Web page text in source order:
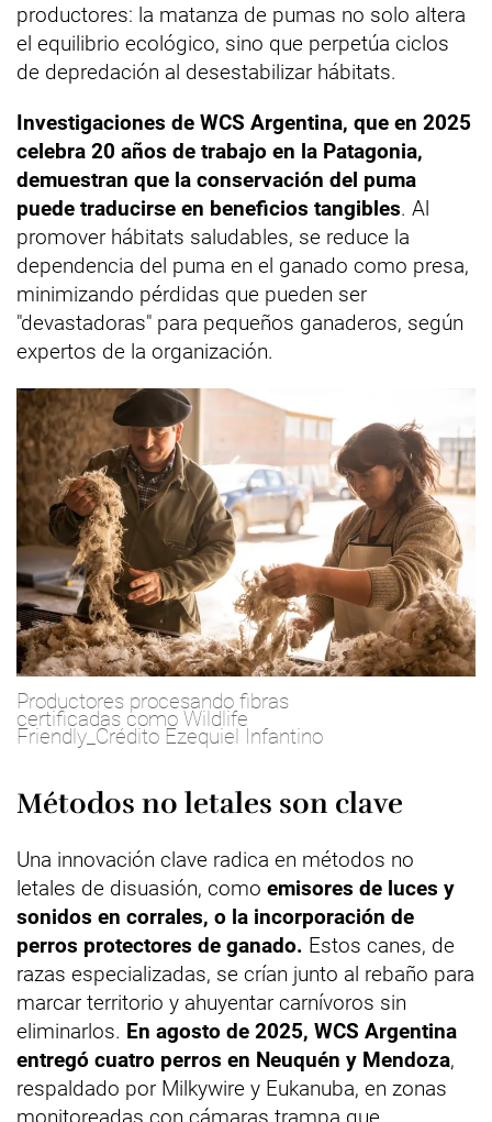
productores: la matanza de pumas no solo altera
el equilibrio ecológico, sino que perpetúa ciclos
de depredación al desestabilizar hábitats.
Investigaciones de WCS Argentina, que en 2025
celebra 20 años de trabajo en la Patagonia,
demuestran que la conservación del puma
puede traducirse en beneficios tangibles. Al
promover hábitats saludables, se reduce la
dependencia del puma en el ganado como presa,
minimizando pérdidas que pueden ser
"devastadoras" para pequeños ganaderos, según
expertos de la organización.
Productores procesando fibras
certificadas como Wildlife
Friendly_Crédito Ezequiel Infantino
Métodos no letales son clave
Una innovación clave radica en métodos no
letales de disuasión, como emisores de luces y
sonidos en corrales, o la incorporación de
perros protectores de ganado. Estos canes, de
razas especializadas, se crían junto al rebaño para
marcar territorio y ahuyentar carnívoros sin
eliminarlos. En agosto de 2025, WCS Argentina
entregó cuatro perros en Neuquén y Mendoza,
respaldado por Milkywire y Eukanuba, en zonas